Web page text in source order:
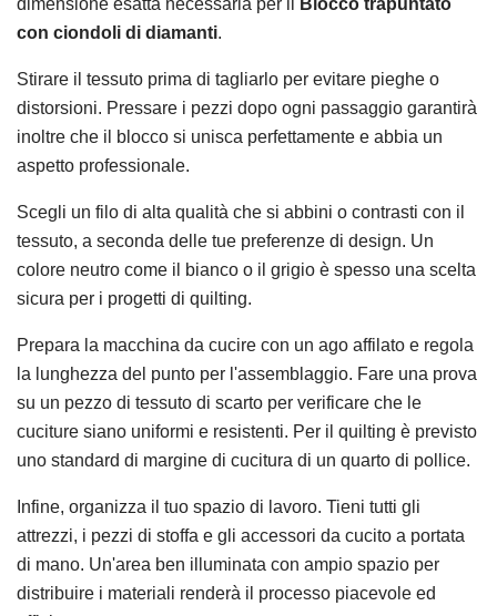
con ciondoli di diamanti.
Stirare il tessuto prima di tagliarlo per evitare pieghe o
distorsioni. Pressare i pezzi dopo ogni passaggio garantirà
inoltre che il blocco si unisca perfettamente e abbia un
aspetto professionale.
Scegli un filo di alta qualità che si abbini o contrasti con il
tessuto, a seconda delle tue preferenze di design. Un
colore neutro come il bianco o il grigio è spesso una scelta
sicura per i progetti di quilting.
Prepara la macchina da cucire con un ago affilato e regola
la lunghezza del punto per l'assemblaggio. Fare una prova
su un pezzo di tessuto di scarto per verificare che le
cuciture siano uniformi e resistenti. Per il quilting è previsto
uno standard di margine di cucitura di un quarto di pollice.
Infine, organizza il tuo spazio di lavoro. Tieni tutti gli
attrezzi, i pezzi di stoffa e gli accessori da cucito a portata
di mano. Un'area ben illuminata con ampio spazio per
distribuire i materiali renderà il processo piacevole ed